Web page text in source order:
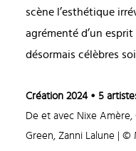
scène l’esthétique
agrémenté d’un
désormais célèbres
Création 2024• 5
De et avec Nixe Amère,
Green, Zanni Lalune | ©